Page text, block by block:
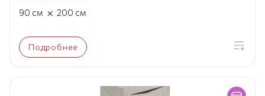
90 см × 200 см
Подробнее